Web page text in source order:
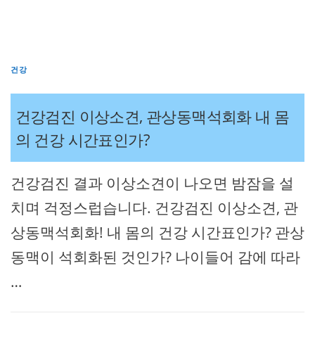
건강
건강검진 이상소견, 관상동맥석회화 내 몸
의 건강 시간표인가?
건강검진 결과 이상소견이 나오면 밤잠을 설
치며 걱정스럽습니다. 건강검진 이상소견, 관
상동맥석회화! 내 몸의 건강 시간표인가? 관상
동맥이 석회화된 것인가? 나이들어 감에 따라
…